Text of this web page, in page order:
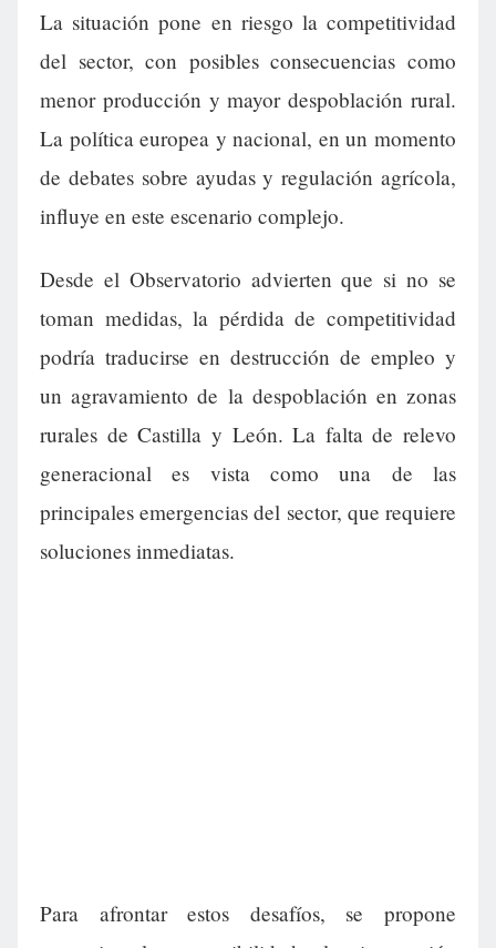
La situación pone en riesgo la competitividad
del sector, con posibles consecuencias como
menor producción y mayor despoblación rural.
La política europea y nacional, en un momento
de debates sobre ayudas y regulación agrícola,
influye en este escenario complejo.
Desde el Observatorio advierten que si no se
toman medidas, la pérdida de competitividad
podría traducirse en destrucción de empleo y
un agravamiento de la despoblación en zonas
rurales de Castilla y León. La falta de relevo
generacional es vista como una de las
principales emergencias del sector, que requiere
soluciones inmediatas.
Para afrontar estos desafíos, se propone